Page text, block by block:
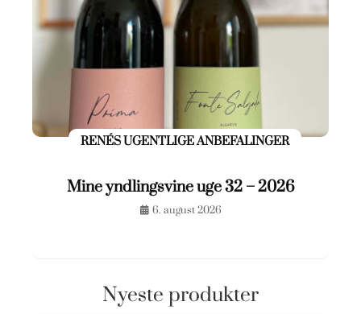
RENÉS UGENTLIGE ANBEFALINGER
Mine yndlingsvine uge 32 – 2026
6. august 2026
Nyeste produkter